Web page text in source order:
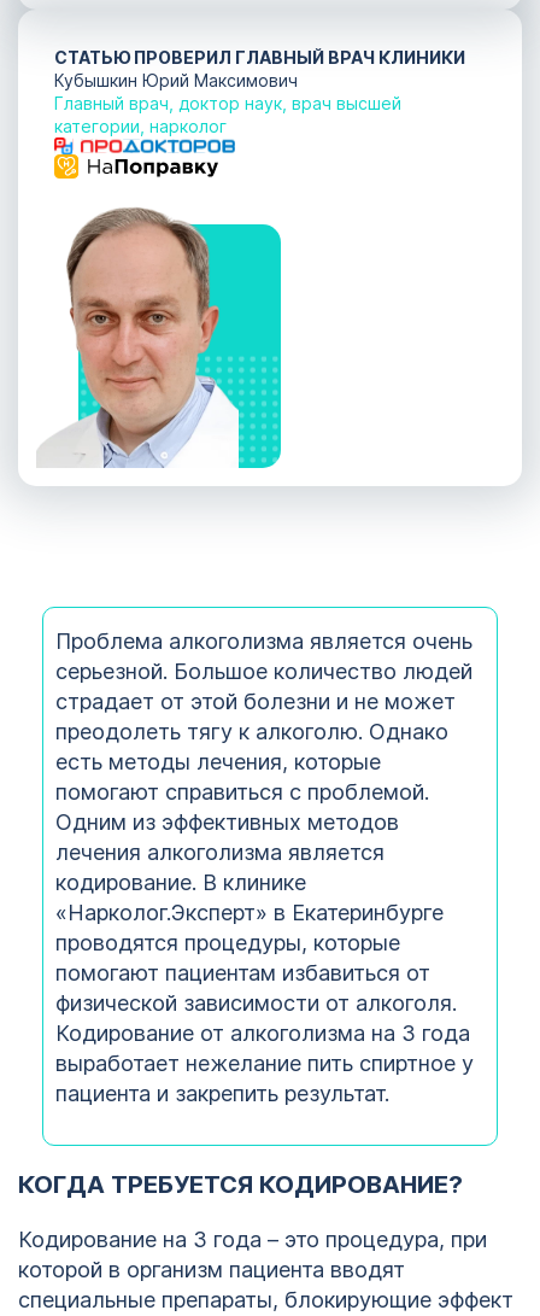
СТАТЬЮ ПРОВЕРИЛ ГЛАВНЫЙ ВРАЧ КЛИНИКИ
Кубышкин Юрий Максимович
Главный врач, доктор наук, врач высшей
категории, нарколог
Проблема алкоголизма является очень
серьезной. Большое количество людей
страдает от этой болезни и не может
преодолеть тягу к алкоголю. Однако
есть методы лечения, которые
помогают справиться с проблемой.
Одним из эффективных методов
лечения алкоголизма является
кодирование. В клинике
«Нарколог.Эксперт» в Екатеринбурге
проводятся процедуры, которые
помогают пациентам избавиться от
физической зависимости от алкоголя.
Кодирование от алкоголизма на 3 года
выработает нежелание пить спиртное у
пациента и закрепить результат.
КОГДА ТРЕБУЕТСЯ КОДИРОВАНИЕ?
Кодирование на 3 года – это процедура, при
которой в организм пациента вводят
специальные препараты, блокирующие эффект